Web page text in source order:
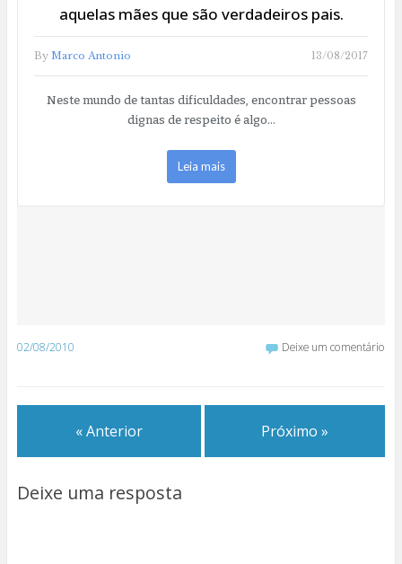
aquelas mães que são verdadeiros pais.
By Marco Antonio 13/08/2017
Neste mundo de tantas dificuldades, encontrar pessoas
dignas de respeito é algo…
Leia mais
02/08/2010 Deixe um comentário
« Anterior Próximo »
Deixe uma resposta